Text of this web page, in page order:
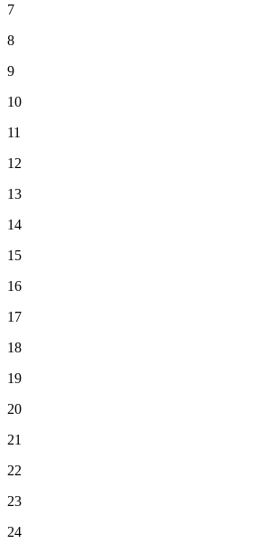
7
8
9
10
11
12
13
14
15
16
17
18
19
20
21
22
23
24